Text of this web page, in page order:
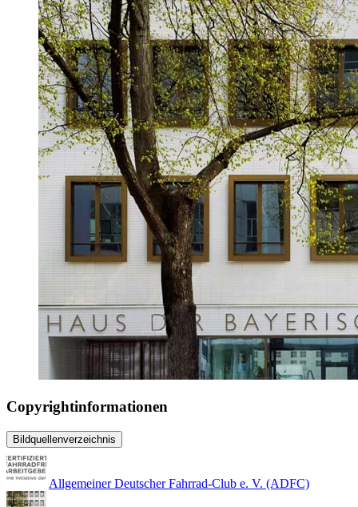
Copyrightinformationen
Bildquellenverzeichnis
Allgemeiner Deutscher Fahrrad-Club e. V. (ADFC)